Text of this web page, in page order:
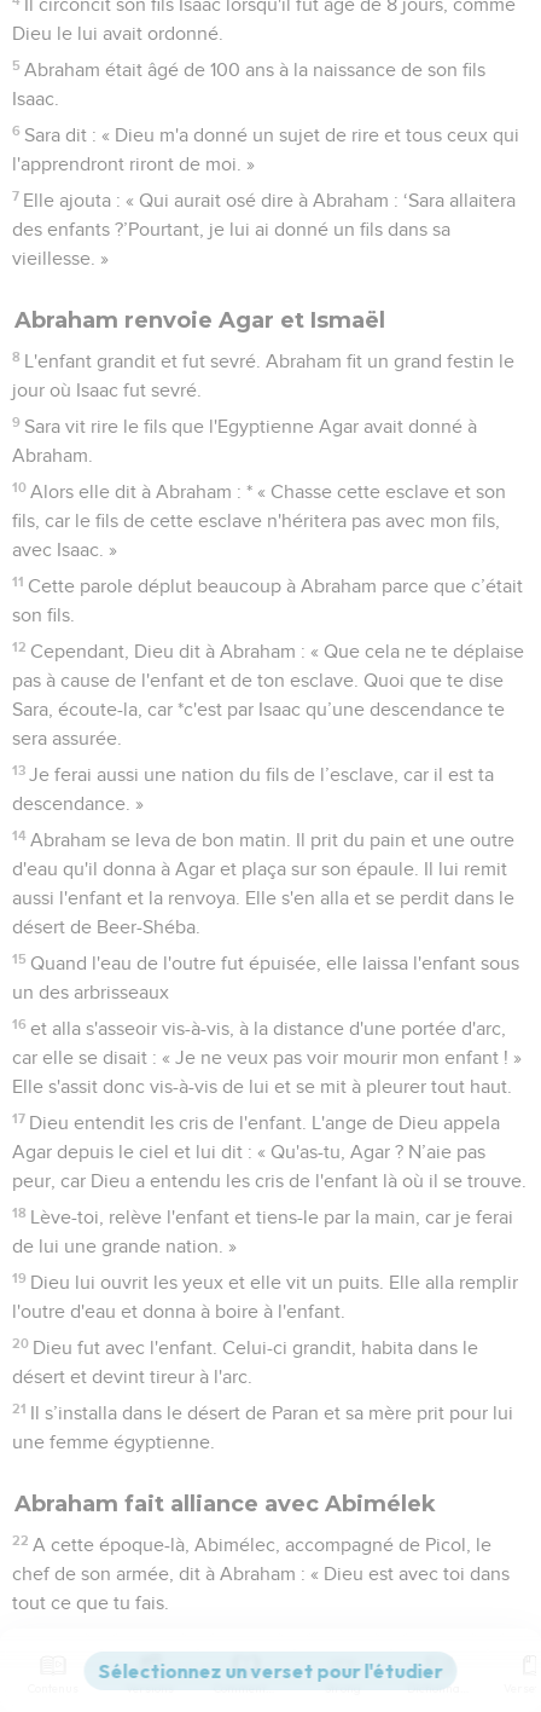
Il circoncit son fils Isaac lorsqu'il fut âgé de 8 jours, comme
Dieu le lui avait ordonné.
5 Abraham était âgé de 100 ans à la naissance de son fils
Isaac.
6 Sara dit : « Dieu m'a donné un sujet de rire et tous ceux qui
l'apprendront riront de moi. »
7 Elle ajouta : « Qui aurait osé dire à Abraham : ‘Sara allaitera
des enfants ?’Pourtant, je lui ai donné un fils dans sa
vieillesse. »
Abraham renvoie Agar et Ismaël
8 L'enfant grandit et fut sevré. Abraham fit un grand festin le
jour où Isaac fut sevré.
9 Sara vit rire le fils que l'Egyptienne Agar avait donné à
Abraham.
10 Alors elle dit à Abraham : * « Chasse cette esclave et son
fils, car le fils de cette esclave n'héritera pas avec mon fils,
avec Isaac. »
11 Cette parole déplut beaucoup à Abraham parce que c’était
son fils.
12 Cependant, Dieu dit à Abraham : « Que cela ne te déplaise
pas à cause de l'enfant et de ton esclave. Quoi que te dise
Sara, écoute-la, car *c'est par Isaac qu’une descendance te
sera assurée.
13 Je ferai aussi une nation du fils de l’esclave, car il est ta
descendance. »
14 Abraham se leva de bon matin. Il prit du pain et une outre
d'eau qu'il donna à Agar et plaça sur son épaule. Il lui remit
aussi l'enfant et la renvoya. Elle s'en alla et se perdit dans le
désert de Beer-Shéba.
15 Quand l'eau de l'outre fut épuisée, elle laissa l'enfant sous
un des arbrisseaux
16 et alla s'asseoir vis-à-vis, à la distance d'une portée d'arc,
car elle se disait : « Je ne veux pas voir mourir mon enfant ! »
Elle s'assit donc vis-à-vis de lui et se mit à pleurer tout haut.
17 Dieu entendit les cris de l'enfant. L'ange de Dieu appela
Agar depuis le ciel et lui dit : « Qu'as-tu, Agar ? N’aie pas
peur, car Dieu a entendu les cris de l'enfant là où il se trouve.
18 Lève-toi, relève l'enfant et tiens-le par la main, car je ferai
de lui une grande nation. »
19 Dieu lui ouvrit les yeux et elle vit un puits. Elle alla remplir
l'outre d'eau et donna à boire à l'enfant.
20 Dieu fut avec l'enfant. Celui-ci grandit, habita dans le
désert et devint tireur à l'arc.
21 Il s’installa dans le désert de Paran et sa mère prit pour lui
une femme égyptienne.
Abraham fait alliance avec Abimélek
22 A cette époque-là, Abimélec, accompagné de Picol, le
chef de son armée, dit à Abraham : « Dieu est avec toi dans
tout ce que tu fais.
tromperas pas, ni moi, ni mes enfants, ni mes petits-enfants,
et que tu feras preuve envers moi et envers le pays où tu
Versions Commentaires Strong